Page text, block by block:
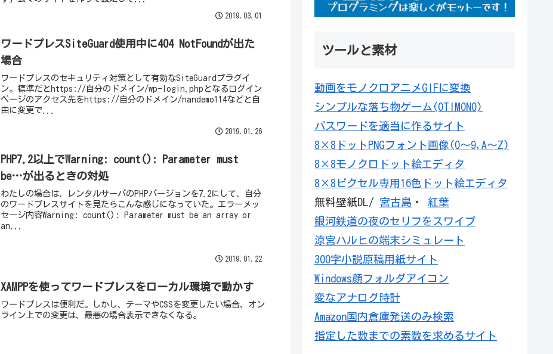
2019.03.01
ワードプレスSiteGuard使用中に404 NotFoundが出た
場合
ワードプレスのセキュリティ対策として有効なSiteGuardプラグイ
ン。標準だとhttps://自分のドメイン/wp-login.phpとなるログイン
ページのアクセス先をhttps://自分のドメイン/nandemo114などと自
由に変更で...
2019.01.26
PHP7.2以上でWarning: count(): Parameter must
be…が出るときの対処
わたしの場合は、レンタルサーバのPHPバージョンを7.2にして、自分
のワードプレスサイトを見たらこんな感じになっていた。エラーメッ
セージ内容Warning: count(): Parameter must be an array or
an...
2019.01.22
XAMPPを使ってワードプレスをローカル環境で動かす
ワードプレスは便利だ。しかし、テーマやCSSを変更したい場合、オン
ライン上での変更は、最悪の場合表示できなくなる。
ツールと素材
動画をモノクロアニメGIFに変換
シンプルな落ち物ゲーム(OTIMONO)
パスワードを適当に作るサイト
8×8ドットPNGフォント画像(0～9,A～Z)
8×8モノクロドット絵エディタ
8×8ピクセル専用16色ドット絵エディタ
無料壁紙DL/ 宮古島 ・ 紅葉
銀河鉄道の夜のセリフをスワイプ
涼宮ハルヒの端末シミュレート
300字小説原稿用紙サイト
Windows顔フォルダアイコン
変なアナログ時計
Amazon国内倉庫発送のみ検索
指定した数までの素数を求めるサイト